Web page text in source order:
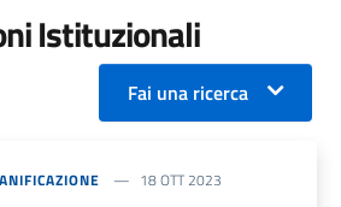
Istituzionali
Fai una ricerca
18 OTT 2023